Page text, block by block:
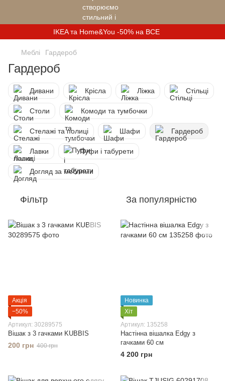
IKEA та Home&You -50% на ВСЕ
Меблі Гардероб
Гардероб
Дивани Крісла Ліжка Стільці
Столи Комоди та тумбочки
Стелажі та полиці Шафи Гардероб
Лавки Пуфи і табурети
Догляд за меблями
Фільтр За популярністю
Акція
−50%
Артикул: 30289575
Вішак з 3 гачками KUBBIS
200 грн 400 грн
Новинка
Хіт
Артикул: 135258
Настінна вішалка Edgy з
гачками 60 см
4 200 грн